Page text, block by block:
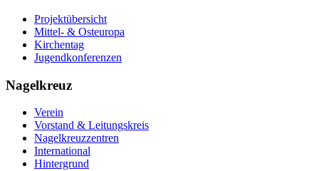
Projektübersicht
Mittel- & Osteuropa
Kirchentag
Jugendkonferenzen
Nagelkreuz
Verein
Vorstand & Leitungskreis
Nagelkreuzzentren
International
Hintergrund